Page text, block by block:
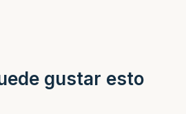
gustar esto